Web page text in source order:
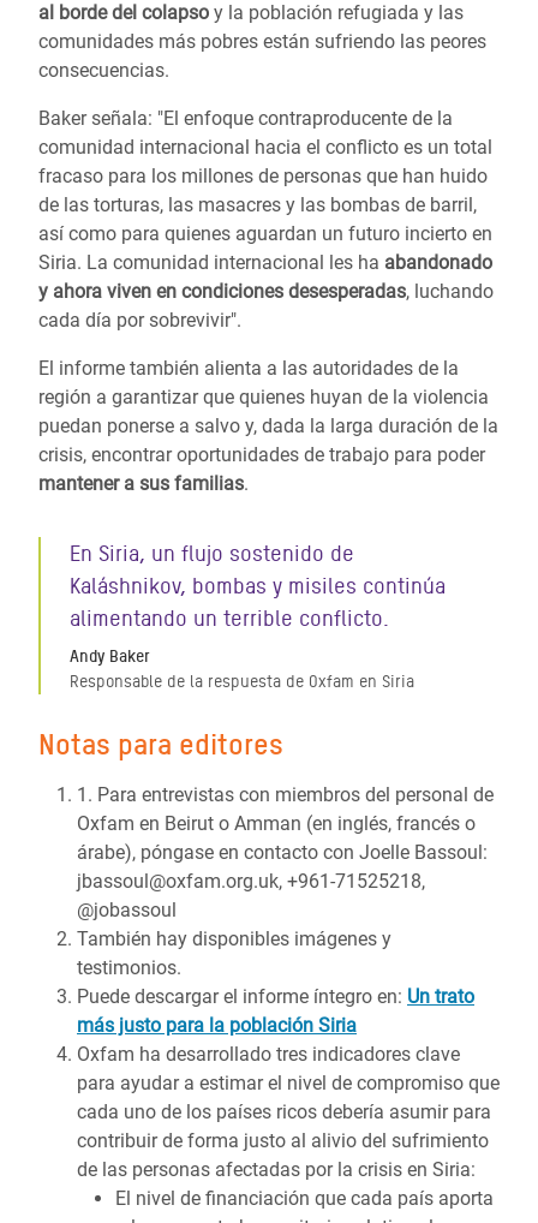
al borde del colapso y la población refugiada y las
comunidades más pobres están sufriendo las peores
consecuencias.
Baker señala: "El enfoque contraproducente de la
comunidad internacional hacia el conflicto es un total
fracaso para los millones de personas que han huido
de las torturas, las masacres y las bombas de barril,
así como para quienes aguardan un futuro incierto en
Siria. La comunidad internacional les ha abandonado
y ahora viven en condiciones desesperadas, luchando
cada día por sobrevivir".
El informe también alienta a las autoridades de la
región a garantizar que quienes huyan de la violencia
puedan ponerse a salvo y, dada la larga duración de la
crisis, encontrar oportunidades de trabajo para poder
mantener a sus familias.
En Siria, un flujo sostenido de
Kaláshnikov, bombas y misiles continúa
alimentando un terrible conflicto.
Andy Baker
Responsable de la respuesta de Oxfam en Siria
Notas para editores
1. Para entrevistas con miembros del personal de
Oxfam en Beirut o Amman (en inglés, francés o
árabe), póngase en contacto con Joelle Bassoul:
jbassoul@oxfam.org.uk, +961-71525218,
@jobassoul
También hay disponibles imágenes y
testimonios.
Puede descargar el informe íntegro en: Un trato
más justo para la población Siria
Oxfam ha desarrollado tres indicadores clave
para ayudar a estimar el nivel de compromiso que
cada uno de los países ricos debería asumir para
contribuir de forma justo al alivio del sufrimiento
de las personas afectadas por la crisis en Siria:
El nivel de financiación que cada país aporta